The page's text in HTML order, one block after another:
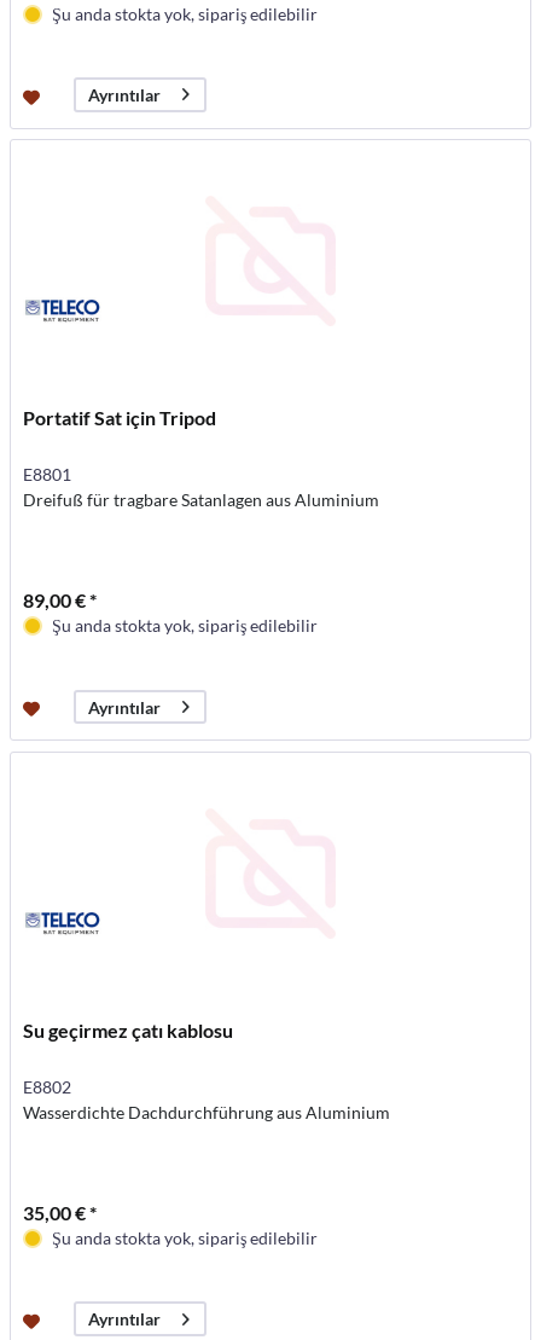
Şu anda stokta yok, sipariş edilebilir
Ayrıntılar
Portatif Sat için Tripod
E8801
Dreifuß für tragbare Satanlagen aus Aluminium
89,00 € *
Şu anda stokta yok, sipariş edilebilir
Ayrıntılar
Su geçirmez çatı kablosu
E8802
Wasserdichte Dachdurchführung aus Aluminium
35,00 € *
Şu anda stokta yok, sipariş edilebilir
Ayrıntılar